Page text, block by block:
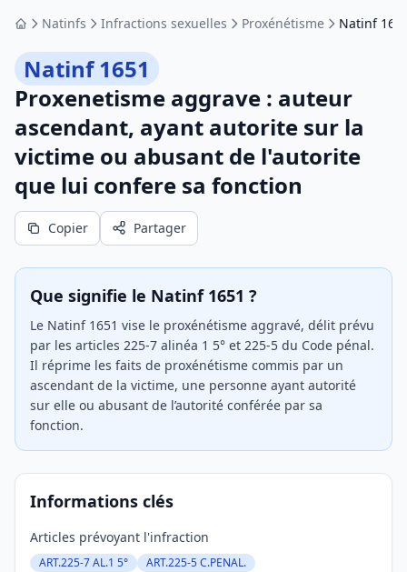
AccueilNatinfs Infractions sexuelles Proxénétisme Natinf
Natinf 1651
Proxenetisme aggrave : auteur
ascendant, ayant autorite sur la
victime ou abusant de l'autorite
que lui confere sa fonction
Copier Partager
Que signifie le Natinf 1651 ?
Le Natinf 1651 vise le proxénétisme aggravé, délit prévu
par les articles 225-7 alinéa 1 5° et 225-5 du Code pénal.
Il réprime les faits de proxénétisme commis par un
ascendant de la victime, une personne ayant autorité
sur elle ou abusant de l’autorité conférée par sa
fonction.
Informations clés
Articles prévoyant l'infraction
ART.225-7 AL.1 5° ART.225-5 C.PENAL.